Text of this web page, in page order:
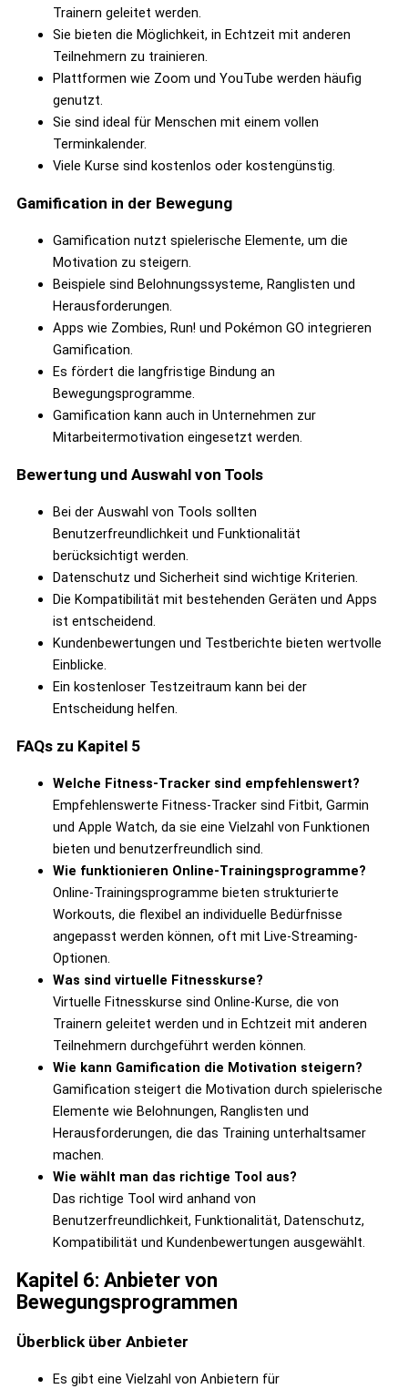
Trainern geleitet werden.
Sie bieten die Möglichkeit, in Echtzeit mit anderen
Teilnehmern zu trainieren.
Plattformen wie Zoom und YouTube werden häufig
genutzt.
Sie sind ideal für Menschen mit einem vollen
Terminkalender.
Viele Kurse sind kostenlos oder kostengünstig.
Gamification in der Bewegung
Gamification nutzt spielerische Elemente, um die
Motivation zu steigern.
Beispiele sind Belohnungssysteme, Ranglisten und
Herausforderungen.
Apps wie Zombies, Run! und Pokémon GO integrieren
Gamification.
Es fördert die langfristige Bindung an
Bewegungsprogramme.
Gamification kann auch in Unternehmen zur
Mitarbeitermotivation eingesetzt werden.
Bewertung und Auswahl von Tools
Bei der Auswahl von Tools sollten
Benutzerfreundlichkeit und Funktionalität
berücksichtigt werden.
Datenschutz und Sicherheit sind wichtige Kriterien.
Die Kompatibilität mit bestehenden Geräten und Apps
ist entscheidend.
Kundenbewertungen und Testberichte bieten wertvolle
Einblicke.
Ein kostenloser Testzeitraum kann bei der
Entscheidung helfen.
FAQs zu Kapitel 5
Welche Fitness-Tracker sind empfehlenswert?
Empfehlenswerte Fitness-Tracker sind Fitbit, Garmin
und Apple Watch, da sie eine Vielzahl von Funktionen
bieten und benutzerfreundlich sind.
Wie funktionieren Online-Trainingsprogramme?
Online-Trainingsprogramme bieten strukturierte
Workouts, die flexibel an individuelle Bedürfnisse
angepasst werden können, oft mit Live-Streaming-
Optionen.
Was sind virtuelle Fitnesskurse?
Virtuelle Fitnesskurse sind Online-Kurse, die von
Trainern geleitet werden und in Echtzeit mit anderen
Teilnehmern durchgeführt werden können.
Wie kann Gamification die Motivation steigern?
Gamification steigert die Motivation durch spielerische
Elemente wie Belohnungen, Ranglisten und
Herausforderungen, die das Training unterhaltsamer
machen.
Wie wählt man das richtige Tool aus?
Das richtige Tool wird anhand von
Benutzerfreundlichkeit, Funktionalität, Datenschutz,
Kompatibilität und Kundenbewertungen ausgewählt.
Kapitel 6: Anbieter von
Bewegungsprogrammen
Überblick über Anbieter
Es gibt eine Vielzahl von Anbietern für